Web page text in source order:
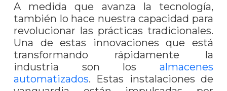
A medida que avanza la tecnología,
también lo hace nuestra capacidad para
revolucionar las prácticas tradicionales.
Una de estas innovaciones que está
transformando rápidamente la
industria son losalmacenes
automatizados. Estas instalaciones de